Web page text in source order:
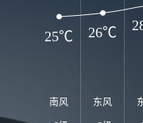
南风 东风
25℃ 26℃